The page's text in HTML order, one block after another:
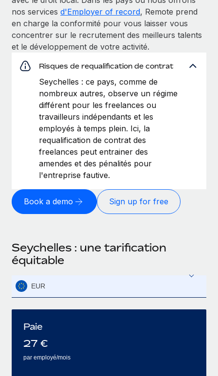
nos services d'Employer of record, Remote prend
en charge la conformité pour vous laisser vous
concentrer sur le recrutement des meilleurs talents
et le développement de votre activité.
Risques de requalification de contrat
Seychelles : ce pays, comme de
nombreux autres, observe un régime
différent pour les freelances ou
travailleurs indépendants et les
employés à temps plein. Ici, la
requalification de contrat des
freelances peut entrainer des
amendes et des pénalités pour
l'entreprise fautive.
Book a demo Sign up for free
Seychelles : une tarification
équitable
EUR
Paie
27 €
par employé/mois